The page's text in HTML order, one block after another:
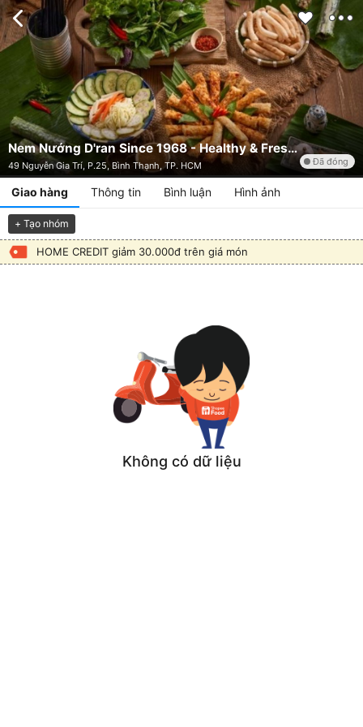
Nem Nướng D'ran Since 1968 - Healthy & Fresh - Nguyễn Gia Trí
49 Nguyễn Gia Trí, P.25, Bình Thạnh, TP. HCM Đã đóng
Giao hàng Thông tin Bình luận Hình ảnh
+ Tạo nhóm
HOME CREDIT giảm 30.000đ trên giá món
Không có dữ liệu